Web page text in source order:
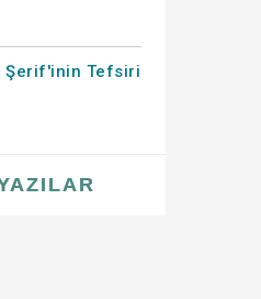
Şerif'inin Tefsiri